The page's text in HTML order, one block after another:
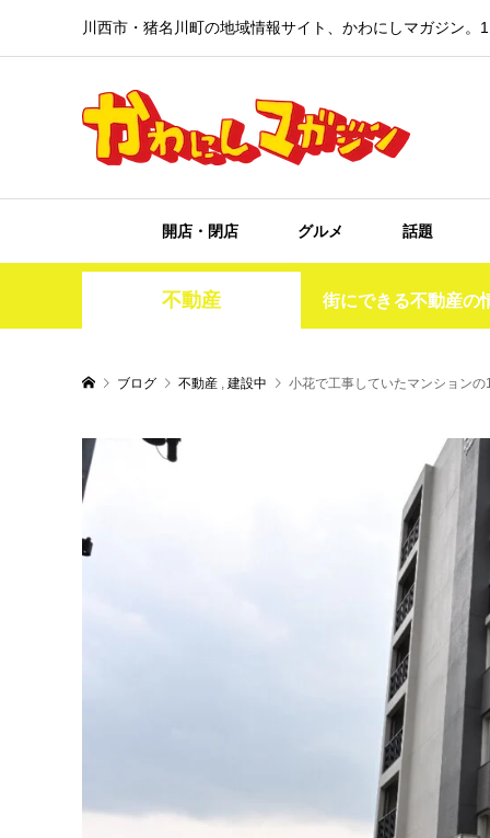
川西市・猪名川町の地域情報サイト、かわにしマガジン。1
開店・閉店 グルメ 話題
不動産 街にできる不動産の
ブログ 不動産 , 建設中 小花で工事していたマンションの